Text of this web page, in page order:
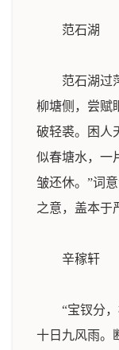
范石湖
范石湖过萍
柳塘侧，尝赋
破轻裘。困人
似春塘水，一
皱还休。”词
之意，盖本于
辛稼轩
“宝钗分，
十日九风雨。